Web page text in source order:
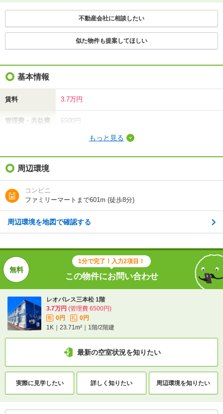
不動産会社に相談したい
似た物件も提案してほしい
基本情報
賃料 3.7万円
管理費・共益費 6500円
礼金（敷引・償
却金）
間取り / 専有面
積
1K/ 23.71m²
種別 / 構造 アパート/
階建 1階/2階建
総戸数 20戸
向き -
住所 和歌山県和歌山市毛見
地図を見る
停 歩6分
もっと見る
周辺環境
コンビニ
ファミリーマートまで601m (徒歩8分)
周辺環境を地図で確認する
1分で完了！入力2項目！
この物件にお問い合わせ
レオパレス三本松 1階
3.7万円 (管理費 6500円)
敷 0円 礼
0円
1K｜23.71m²｜1階/2階建
最新の空室状況を知りたい
実際に見学したい 詳しく知りたい 周辺環境を知りたい